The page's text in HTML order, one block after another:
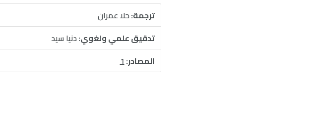
ترجمة:حلا عمران
تدقيق علمي ولغوي:دنيا سيد
المصادر:1